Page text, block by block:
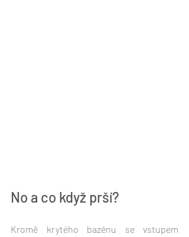
No a co když prší?
Kromě krytého bazénu se vstupem